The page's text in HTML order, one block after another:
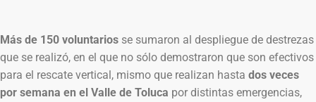
Más de 150 voluntarios se sumaron al despliegue de destrezas
que se realizó, en el que no sólo demostraron que son efectivos
para el rescate vertical, mismo que realizan hasta dos veces
por semana en el Valle de Toluca por distintas emergencias,